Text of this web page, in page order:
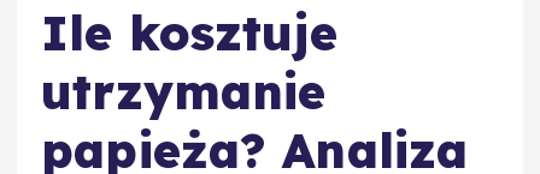
Ile kosztuje
utrzymanie
papieża? Analiza